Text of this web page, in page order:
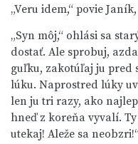
„Veru idem,“ povie
„Syn môj,“ ohlási sa
dostať. Ale sprobuj,
guľku, zakotúľaj ju pred
lúku. Naprostred lúky
len ju tri razy, ako
hneď z koreňa vyvalí.
utekaj! Aleže sa